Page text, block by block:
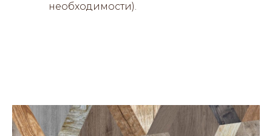
необходимости).